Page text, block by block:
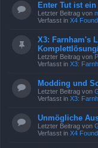
Enter Tut ist
Letzter Beitrag von
Verfasst in X4
X3: Farnham's
Letzter Beitrag von
Verfasst in X3:
Modding und
Letzter Beitrag von
Verfasst in X3:
Unmögliche
Letzter Beitrag von
Verfasst in X4